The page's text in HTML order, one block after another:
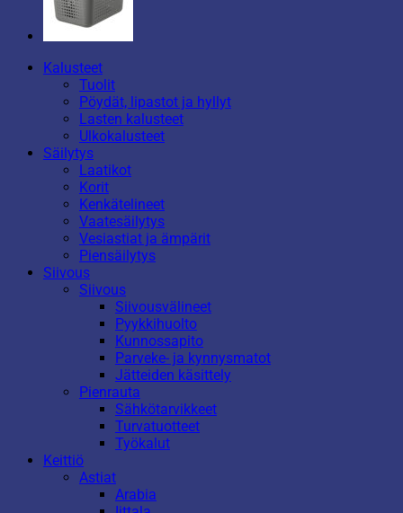
Kalusteet
Tuolit
Pöydät, lipastot ja hyllyt
Lasten kalusteet
Ulkokalusteet
Säilytys
Laatikot
Korit
Kenkätelineet
Vaatesäilytys
Vesiastiat ja ämpärit
Piensäilytys
Siivous
Siivous
Siivousvälineet
Pyykkihuolto
Kunnossapito
Parveke- ja kynnysmatot
Jätteiden käsittely
Pienrauta
Sähkötarvikkeet
Turvatuotteet
Työkalut
Keittiö
Astiat
Arabia